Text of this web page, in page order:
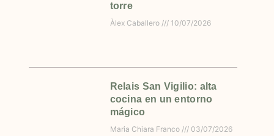
torre
Àlex Caballero 10/07/2026
Relais San Vigilio: alta
cocina en un entorno
mágico
Maria Chiara Franco 03/07/2026